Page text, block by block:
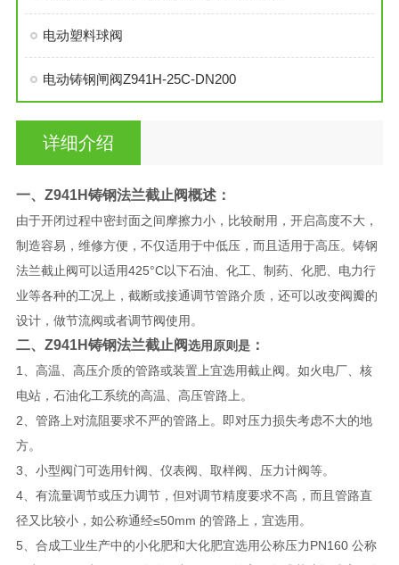
电动塑料球阀
电动铸钢闸阀Z941H-25C-DN200
详细介绍
一、 Z941H铸钢法兰截止阀​概述：
由于开闭过程中密封面之间摩擦力小，比较耐用，开启高度不大，
制造容易，维修方便，不仅适用于中低压，而且适用于高压。铸钢
法兰截止阀可以适用425°C以下石油、化工、制药、化肥、电力行
业等各种的工况上，截断或接通调节管路介质，还可以改变阀瓣的
设计，做节流阀或者调节阀使用。
二、 Z941H铸钢法兰截止阀选用原则是​：
1、高温、高压介质的管路或装置上宜选用截止阀。如火电厂、核
电站，石油化工系统的高温、高压管路上。
2、管路上对流阻要求不严的管路上。即对压力损失考虑不大的地
方。
3、小型阀门可选用针阀、仪表阀、取样阀、压力计阀等。
4、有流量调节或压力调节，但对调节精度要求不高，而且管路直
径又比较小，如公称通经≤50mm 的管路上，宜选用。
5、合成工业生产中的小化肥和大化肥宜选用公称压力PN160 公称